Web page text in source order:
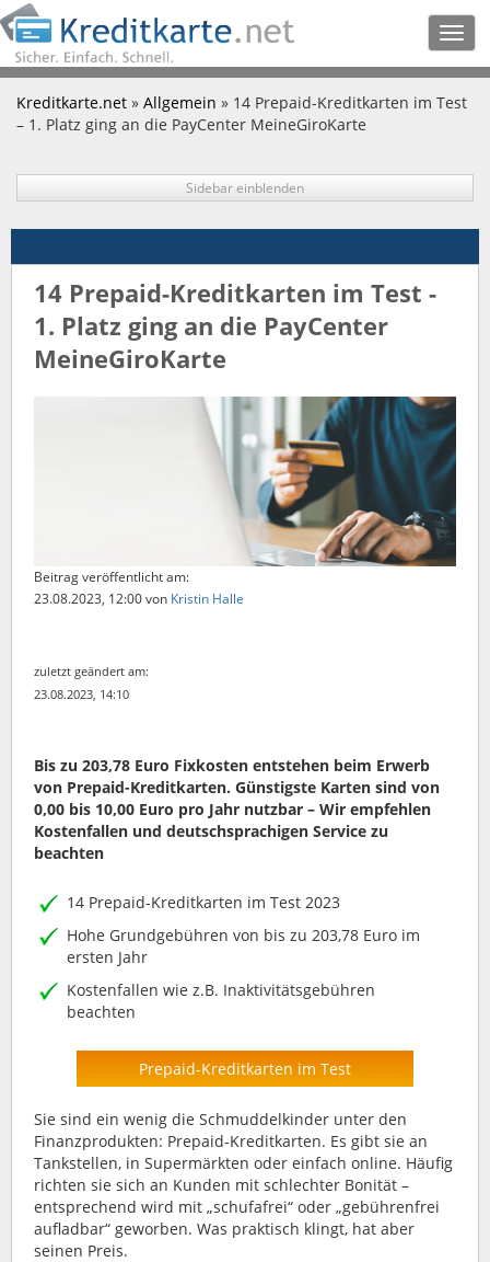
Kreditkarte.net » Allgemein » 14 Prepaid-Kreditkarten im Test
– 1. Platz ging an die PayCenter MeineGiroKarte
Sidebar einblenden
14 Prepaid-Kreditkarten im Test -
1. Platz ging an die PayCenter
MeineGiroKarte
Beitrag veröffentlicht am:
23.08.2023, 12:00von Kristin Halle
zuletzt geändert am:
23.08.2023, 14:10
Bis zu 203,78 Euro Fixkosten entstehen beim Erwerb
von Prepaid-Kreditkarten. Günstigste Karten sind von
0,00 bis 10,00 Euro pro Jahr nutzbar – Wir empfehlen
Kostenfallen und deutschsprachigen Service zu
beachten
14 Prepaid-Kreditkarten im Test 2023
Hohe Grundgebühren von bis zu 203,78 Euro im
ersten Jahr
Kostenfallen wie z.B. Inaktivitätsgebühren
beachten
Prepaid-Kreditkarten im Test
Sie sind ein wenig die Schmuddelkinder unter den
Finanzprodukten: Prepaid-Kreditkarten. Es gibt sie an
Tankstellen, in Supermärkten oder einfach online. Häufig
richten sie sich an Kunden mit schlechter Bonität –
entsprechend wird mit „schufafrei“ oder „gebührenfrei
aufladbar“ geworben. Was praktisch klingt, hat aber
seinen Preis.